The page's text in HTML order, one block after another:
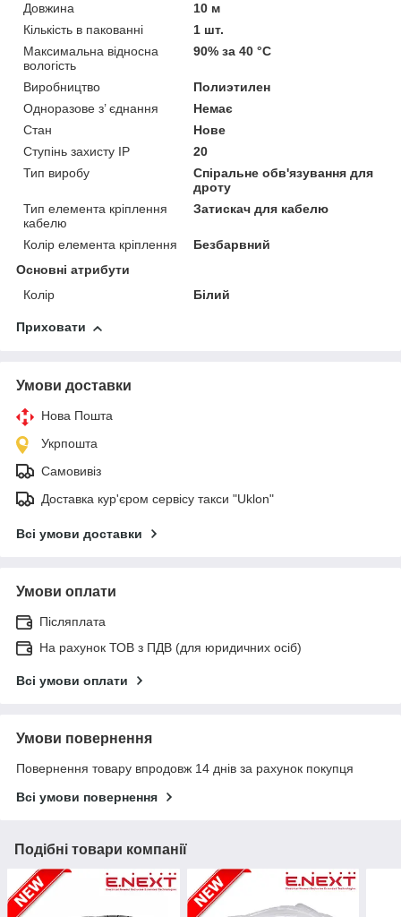
Довжина
10 м
Кількість в пакованні
1 шт.
Максимальна відносна
вологість
90% за 40 °C
Виробництво
Полиэтилен
Одноразове з’ єднання
Немає
Стан
Нове
Ступінь захисту IP
20
Тип виробу
Спіральне обв'язування для
дроту
Тип елемента кріплення
кабелю
Затискач для кабелю
Колір елемента кріплення
Безбарвний
Основні атрибути
Колір
Білий
Приховати
Умови доставки
Нова Пошта
Укрпошта
Самовивіз
Доставка кур'єром сервісу такси "Uklon"
Всі умови доставки
Умови оплати
Післяплата
На рахунок ТОВ з ПДВ (для юридичних осіб)
Всі умови оплати
Умови повернення
Повернення товару впродовж 14 днів за рахунок покупця
Всі умови повернення
Подібні товари компанії